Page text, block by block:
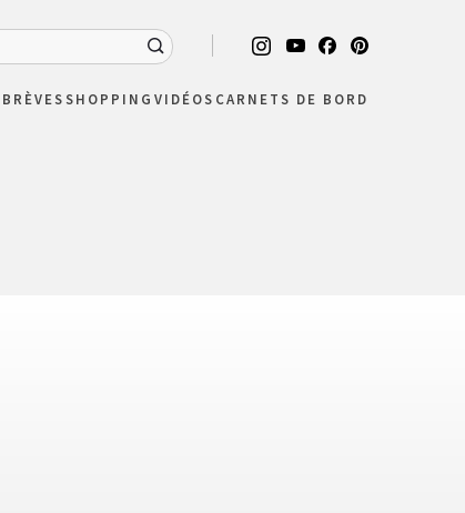
BRÈVESSHOPPING VIDÉOS CARNETS DE BORD